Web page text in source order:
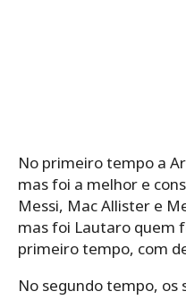
No primeiro tempo a
mas foi a melhor e
Messi, Mac Allister e
mas foi Lautaro quem
primeiro tempo, com
No segundo tempo, os